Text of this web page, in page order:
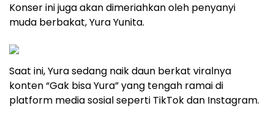
Konser ini juga akan dimeriahkan oleh penyanyi
muda berbakat, Yura Yunita.
Saat ini, Yura sedang naik daun berkat viralnya
konten “Gak bisa Yura” yang tengah ramai di
platform media sosial seperti TikTok dan Instagram.